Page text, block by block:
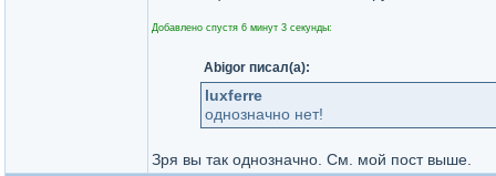
Добавлено спустя 6 минут 3 секунды:
Abigor писал(а):
luxferre
однозначно нет!
Зря вы так однозначно. См. мой пост выше.